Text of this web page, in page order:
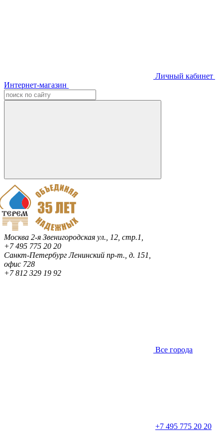
Личный кабинет
Интернет-магазин
Москва 2-я Звенигородская ул., 12, стр.1,
+7 495 775 20 20
Санкт-ПетербургЛенинский пр-т., д. 151,
офис 728
+7 812 329 19 92
Все города
+7 495 775 20 20